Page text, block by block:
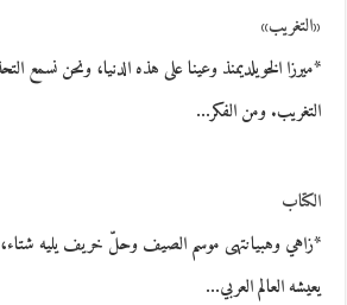
«التغريب»
*ميرزا الخويلديمنذ وعينا على هذه الدنيا، ونحن نسمع
التغريب. ومن الفكر…
الكتاب
*زاهي وهبيانتهى موسم الصيف وحلّ خريف يليه شتاء،
يعيشه العالم العربي…